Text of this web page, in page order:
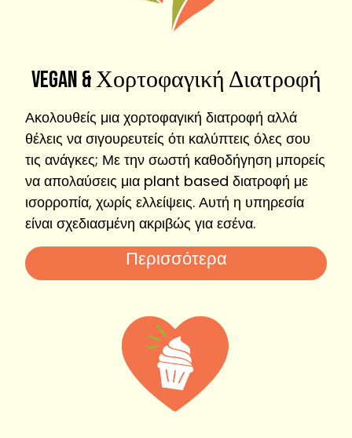
Vegan & Χορτοφαγική Διατροφή
Ακολουθείς μια χορτοφαγική διατροφή αλλά
θέλεις να σιγουρευτείς ότι καλύπτεις όλες σου
τις ανάγκες; Με την σωστή καθοδήγηση μπορείς
να απολαύσεις μια plant based διατροφή με
ισορροπία, χωρίς ελλείψεις. Αυτή η υπηρεσία
είναι σχεδιασμένη ακριβώς για εσένα.
Περισσότερα